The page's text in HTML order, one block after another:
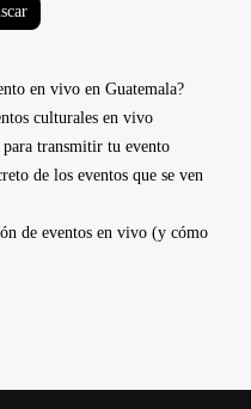
en vivo en Guatemala?
culturales en vivo
transmitir tu evento
de los eventos que se ven
de eventos en vivo (y cómo